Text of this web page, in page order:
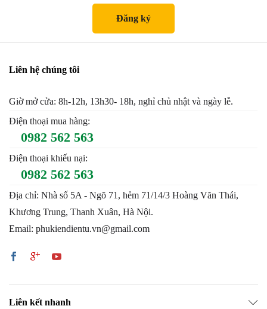
Liên hệ chúng tôi
Giờ mở cửa: 8h-12h, 13h30- 18h, nghỉ chủ nhật và ngày lễ.
Điện thoại mua hàng:
0982 562 563
Điện thoại khiếu nại:
0982 562 563
Địa chỉ: Nhà số 5A - Ngõ 71, hẻm 71/14/3 Hoàng Văn Thái,
Khương Trung, Thanh Xuân, Hà Nội.
Email: phukiendientu.vn@gmail.com
Liên kết nhanh